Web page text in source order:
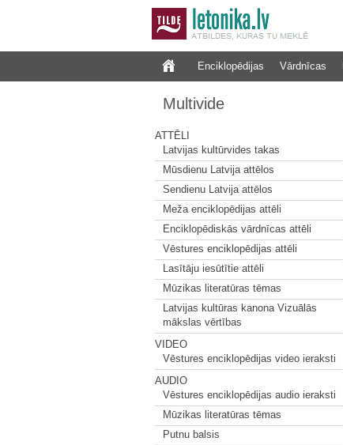
Enciklopēdijas Vārdnīcas
Multivide
ATTĒLI
Latvijas kultūrvides takas
Mūsdienu Latvija attēlos
Sendienu Latvija attēlos
Meža enciklopēdijas attēli
Enciklopēdiskās vārdnīcas attēli
Vēstures enciklopēdijas attēli
Lasītāju iesūtītie attēli
Mūzikas literatūras tēmas
Latvijas kultūras kanona Vizuālās
mākslas vērtības
VIDEO
Vēstures enciklopēdijas video ieraksti
AUDIO
Vēstures enciklopēdijas audio ieraksti
Mūzikas literatūras tēmas
Putnu balsis